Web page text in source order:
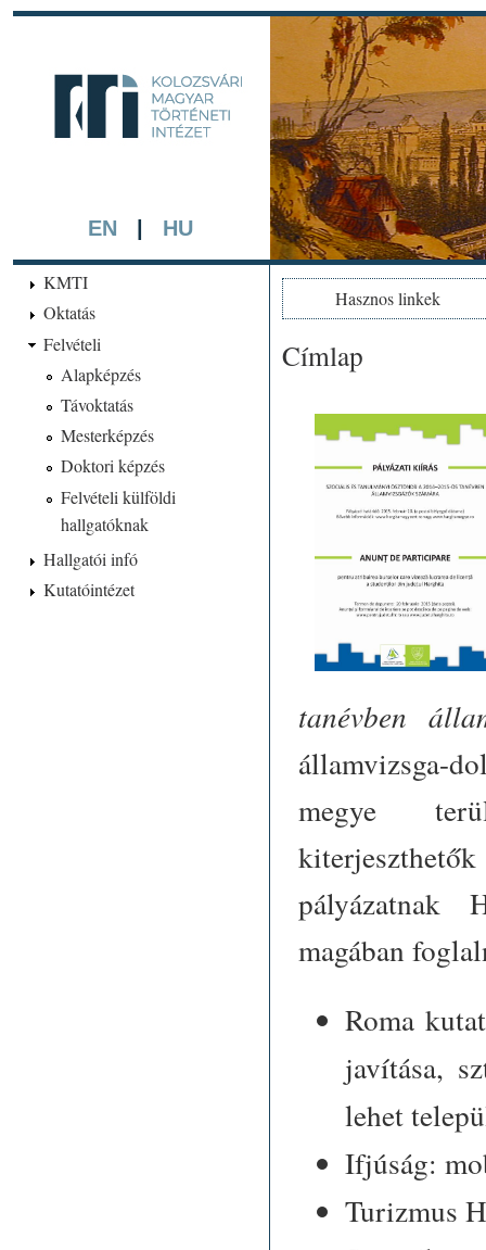
EN HU
A háttérben részlet a
készített színezett
KMTI
Oktatás
Felvételi
Alapképzés
Távoktatás
Mesterképzés
Doktori képzés
Felvételi külföldi
hallgatóknak
Hallgatói infó
Kutatóintézet
Hasznos linkek
Jelenlegi hely
Címlap
tanévben
államvizsga-
megye
pályázatnak
magában
Roma
javítása,
lehet
Ifjúság:
Turizmus